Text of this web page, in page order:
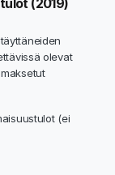
olevat
(ei